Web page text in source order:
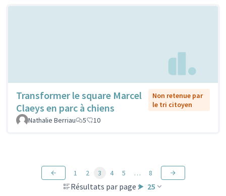
Transformer le square Marcel
Claeys en parc à chiens
Non retenue par
le tri citoyen
Nathalie Berriau
5 10
Résultats par page : 25
1 2 3 4 5 … 8